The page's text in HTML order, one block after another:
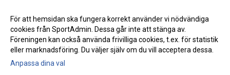
Välkommen till IFK Umeås fotbollsskola 2018-03-27 08:38
Vildmannavallen 18 mars 2018-03-18 16:56
För att hemsidan ska fungera korrekt använder vi nödvändiga
cookies från SportAdmin. Dessa går inte att stänga av.
Föreningen kan också använda frivilliga cookies, t.ex. för statistik
eller marknadsföring. Du väljer själv om du vill acceptera dessa.
Anpassa dina val